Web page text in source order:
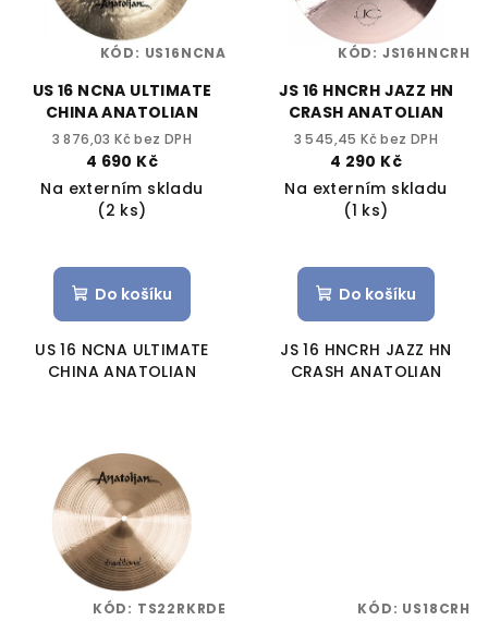
US 16 NCNA ULTIMATE
CHINA ANATOLIAN
3 876,03 Kč bez DPH
4 690 Kč
Na externím skladu
(2 ks)
Do košíku
US 16 NCNA ULTIMATE
CHINA ANATOLIAN
KÓD: US16NCNA
JS 16 HNCRH JAZZ HN
CRASH ANATOLIAN
3 545,45 Kč bez DPH
4 290 Kč
Na externím skladu
(1 ks)
Do košíku
JS 16 HNCRH JAZZ HN
CRASH ANATOLIAN
KÓD: JS16HNCRH
KÓD: TS22RKRDE KÓD: US18CRH